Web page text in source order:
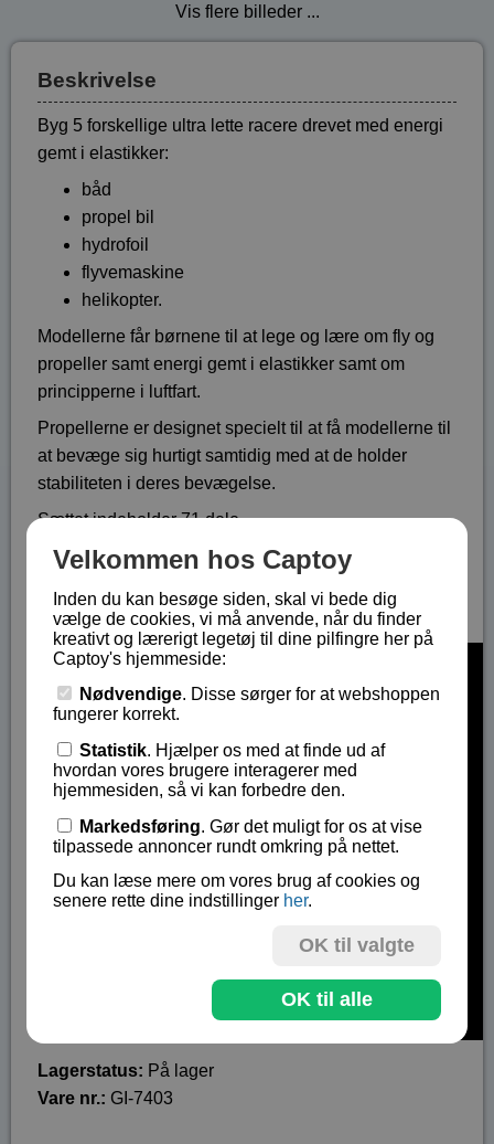
Vis flere billeder ...
Beskrivelse
Byg 5 forskellige ultra lette racere drevet med energi
gemt i elastikker:
båd
propel bil
hydrofoil
flyvemaskine
helikopter.
Modellerne får børnene til at lege og lære om fly og
propeller samt energi gemt i elastikker samt om
principperne i luftfart.
Propellerne er designet specielt til at få modellerne til
at bevæge sig hurtigt samtidig med at de holder
stabiliteten i deres bevægelse.
Sættet indeholder 71 dele.
Vejledning på engelsk med billedvejledning til
Fra 8 - 12+ år..
Lagerstatus: På lager
Vare nr.: GI-7403
Velkommen hos Captoy
Inden du kan besøge siden, skal vi bede dig
vælge de cookies, vi må anvende, når du finder
kreativt og lærerigt legetøj til dine pilfingre her på
Captoy's hjemmeside:
Nødvendige. Disse sørger for at webshoppen
fungerer korrekt.
Statistik. Hjælper os med at finde ud af
hvordan vores brugere interagerer med
hjemmesiden, så vi kan forbedre den.
Markedsføring. Gør det muligt for os at vise
tilpassede annoncer rundt omkring på nettet.
Du kan læse mere om vores brug af cookies og
senere rette dine indstillinger her.
OK til valgte
OK til alle